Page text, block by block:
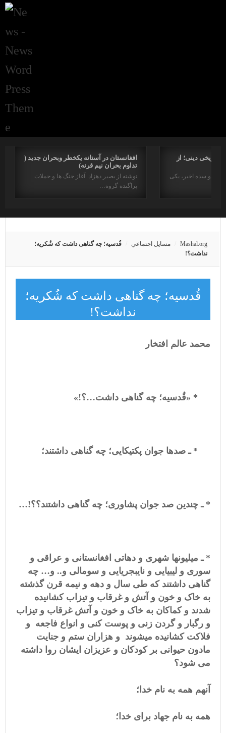
افغانستان در آستانه یکخطر وبحران جدید (
تداوم بحران نیم قرنه)
نوشته از بصیر دهزاد آغاز جنگ ها و حملات
پراگنده گروه…
دینی؛ از
در دو سده اخیر، یکی
Mashal.org مسايل اجتماعي
قُدسیه؛ چه گناهی داشت که شُکریه؛
نداشت؟!
قُدسیه؛ چه گناهی داشت که شُکریه؛
نداشت؟!
محمد عالم افتخار
* «قُدسیه؛ چه گناهی داشت…؟!»
* ـ صدها جوان پکتیکایی؛ چه گناهی داشتند؛
* ـ چندین صد جوان پشاوری؛ چه گناهی داشتند؟؟!…
* ـ میلیونها شهری و دهاتی افغانستانی و عراقی و
سوری و لیبیایی و نایبجریایی و سومالی و.. و… چه
گناهی داشتند که طی سال و دهه و نیمه قرن گذشته
به خاک و خون و آتش و غرقاب و تیزاب کشانیده
شدند و کماکان به خاک و خون و آتش غرقاب و تیزاب
و رگبار و گردن زنی و پوست کنی و انواع فاجعه و
فلاکت کشانیده میشوند و هزاران ستم و جنایت
مادون حیوانی بر کودکان و عزیزان ایشان روا داشته
می شود؟
آنهم همه به نام خدا؛
همه به نام جهاد برای خدا؛